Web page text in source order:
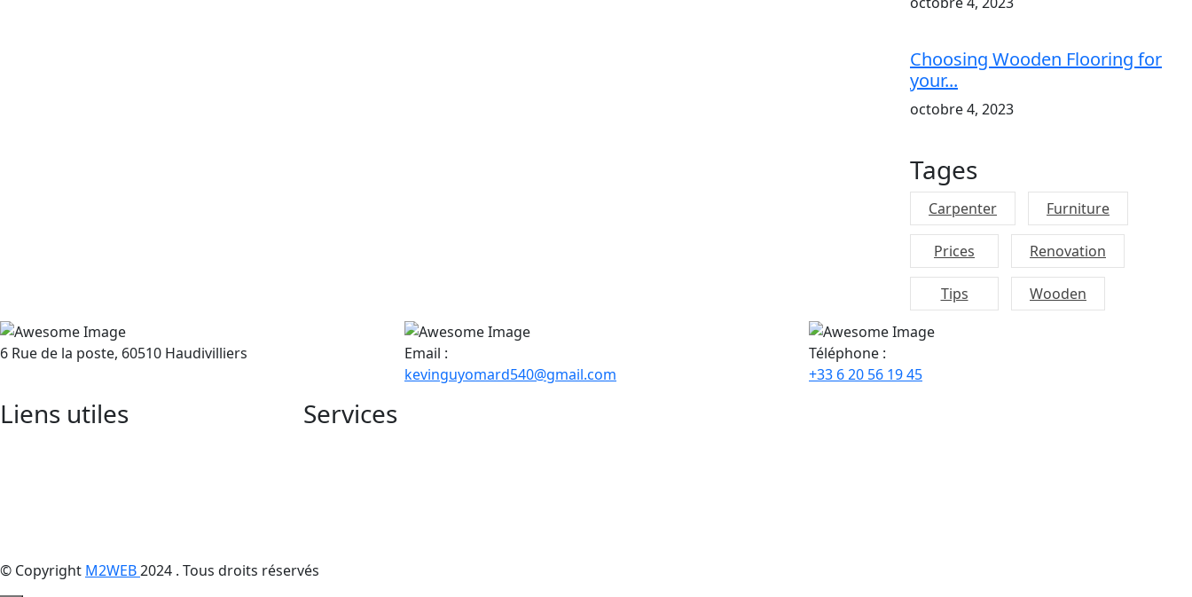
Choosing Wooden Flooring for
your...
octobre 4, 2023
Tages
Carpenter Furniture
Prices Renovation
Tips Wooden
6 Rue de la poste, 60510 Haudivilliers
Email :
kevinguyomard540@gmail.com
Téléphone :
+33 6 20 56 19 45
Liens utiles Services
© Copyright M2WEB2024 . Tous droits réservés